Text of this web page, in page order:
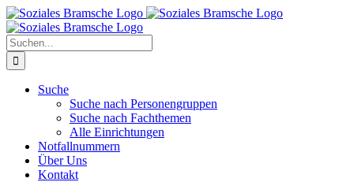
Zum
Inhalt
springen
Suche
nach:
Suche
Suche nach Personengruppen
Suche nach Fachthemen
Alle Einrichtungen
Notfallnummern
Über Uns
Kontakt